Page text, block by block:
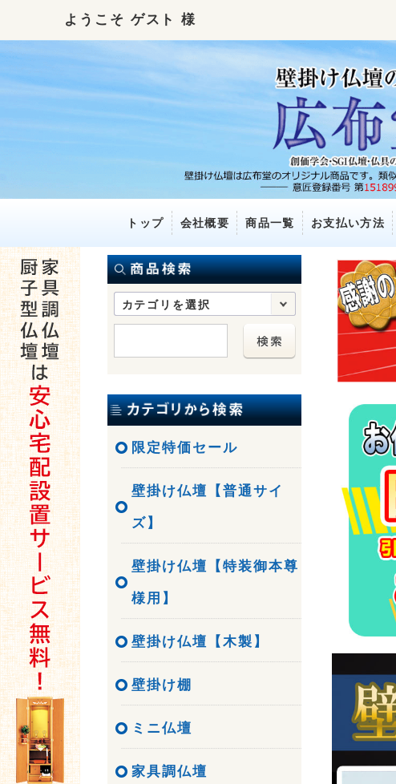
ようこそ ゲスト 様
トップ 会社概要 商品一覧 お支払い方法
カテゴリを選択
限定特価セール
壁掛け仏壇【普通サイ
ズ】
壁掛け仏壇【特装御本尊
様用】
壁掛け仏壇【木製】
壁掛け棚
ミニ仏壇
家具調仏壇